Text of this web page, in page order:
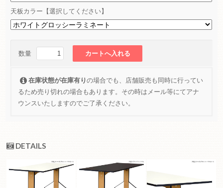
天板カラー【選択してください】
数量
在庫状態が在庫有りの場合でも、店舗販売も同時に行ってい
るため売り切れの場合もあります。その時はメール等にてアナ
ウンスいたしますのでご了承ください。
DETAILS